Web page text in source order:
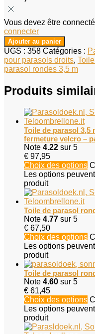
Vous devez être
connecter
Ajouter au panier
UGS : 358 Catégories :
pour parasols droits,
parasol rondes 3,5 m
Produits
Toile de parasol 3,5
fermeture velcro –
Note 4.22 sur 5
€ 97,95
Choix des options
Les options
produit
Toile de parasol
Note 4.77 sur 5
€ 67,50
Choix des options
Les options
produit
Toile de parasol
Note 4.60 sur 5
€ 61,45
Choix des options
Les options
produit